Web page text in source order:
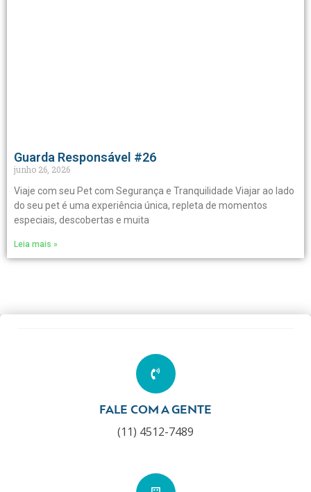
Guarda Responsável #26
junho 26, 2026
Viaje com seu Pet com Segurança e Tranquilidade Viajar ao lado
do seu pet é uma experiência única, repleta de momentos
especiais, descobertas e muita
Leia mais »
FALE COM A GENTE
(11) 4512-7489